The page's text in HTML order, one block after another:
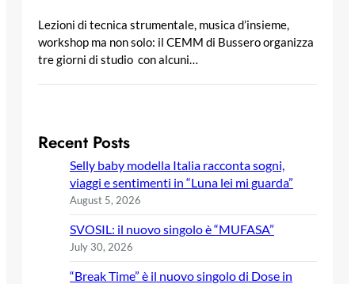
Lezioni di tecnica strumentale, musica d’insieme,
workshop ma non solo: il CEMM di Bussero organizza
tre giorni di studio con alcuni…
Recent Posts
Selly baby modella Italia racconta sogni,
viaggi e sentimenti in “Luna lei mi guarda”
August 5, 2026
SVOSIL: il nuovo singolo è “MUFASA”
July 30, 2026
“Break Time” è il nuovo singolo di Dose in